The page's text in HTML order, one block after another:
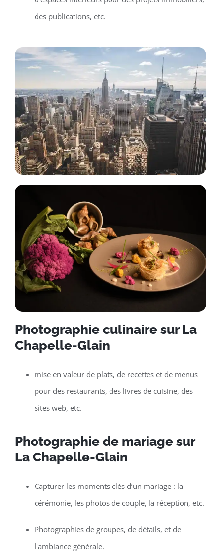
des publications, etc.
Photographie culinaire sur La
Chapelle-Glain
mise en valeur de plats, de recettes et de menus
pour des restaurants, des livres de cuisine, des
sites web, etc.
Photographie de mariage sur
La Chapelle-Glain
Capturer les moments clés d’un mariage : la
cérémonie, les photos de couple, la réception, etc.
Photographies de groupes, de détails, et de
l’ambiance générale.